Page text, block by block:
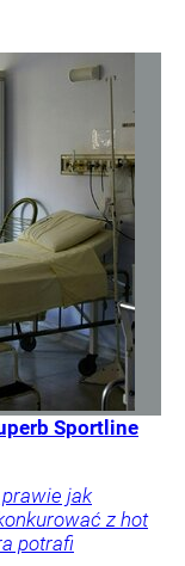
Sportline
prawie jak
z hot
potrafi